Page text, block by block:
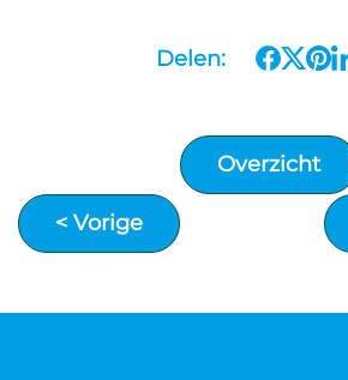
Delen:
Overzicht
< Vorige